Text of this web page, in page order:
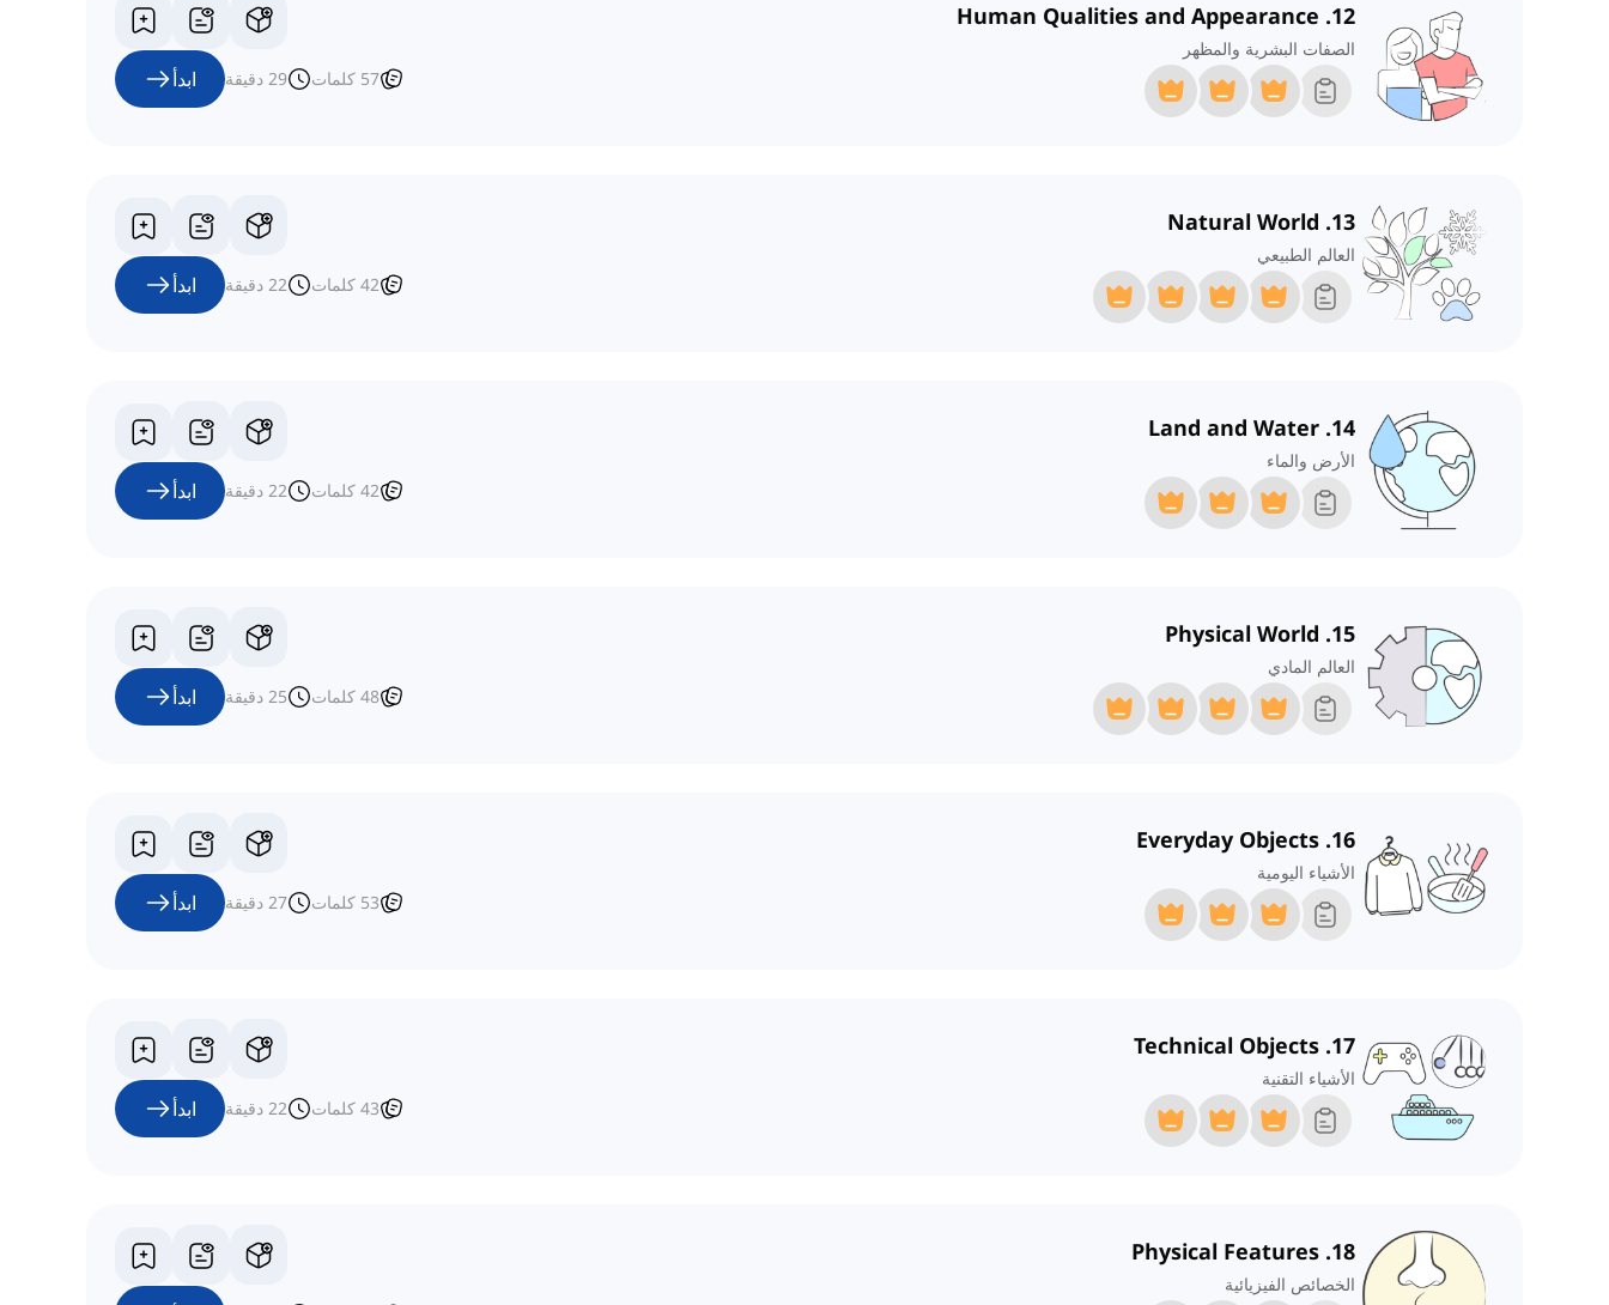
12. Human Qualities and Appearance
الصفات البشرية والمظهر
57 كلمات 29 دقيقة ابدأ
13. Natural World
العالم الطبيعي
42 كلمات 22 دقيقة ابدأ
14. Land and Water
الأرض والماء
42 كلمات 22 دقيقة ابدأ
15. Physical World
العالم المادي
48 كلمات 25 دقيقة ابدأ
16. Everyday Objects
الأشياء اليومية
53 كلمات 27 دقيقة ابدأ
17. Technical Objects
الأشياء التقنية
43 كلمات 22 دقيقة ابدأ
18. Physical Features
الخصائص الفيزيائية